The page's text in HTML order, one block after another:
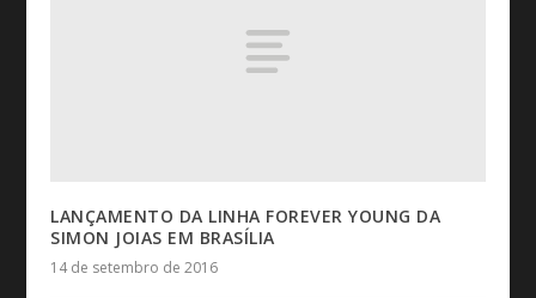
LANÇAMENTO DA LINHA FOREVER YOUNG DA
SIMON JOIAS EM BRASÍLIA
14 de setembro de 2016